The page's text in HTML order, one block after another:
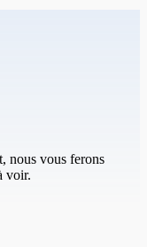
nous vous ferons
voir.